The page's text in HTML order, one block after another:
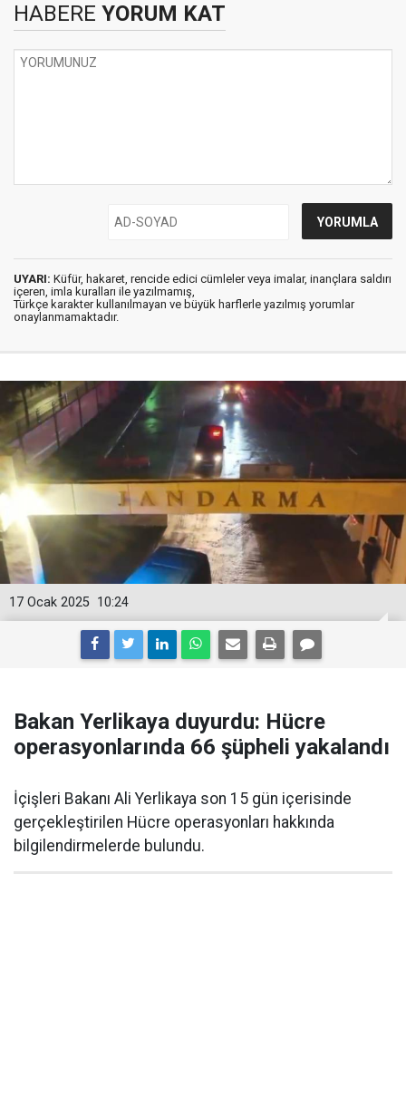
HABERE YORUM KAT
UYARI: Küfür, hakaret, rencide edici cümleler veya imalar, inançlara saldırı
içeren, imla kuralları ile yazılmamış,
Türkçe karakter kullanılmayan ve büyük harflerle yazılmış yorumlar
onaylanmamaktadır.
10:24
17 Ocak 2025
Bakan Yerlikaya duyurdu: Hücre
operasyonlarında 66 şüpheli yakalandı
İçişleri Bakanı Ali Yerlikaya son 15 gün içerisinde
gerçekleştirilen Hücre operasyonları hakkında
bilgilendirmelerde bulundu.